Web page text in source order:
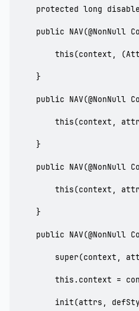
protected long
public NAV(@NonNull
this(context,
    }
public NAV(@NonNull
this(context,
    }
public NAV(@NonNull
this(context,
    }
public NAV(@NonNull
super(context,
this.context =
init(attrs,